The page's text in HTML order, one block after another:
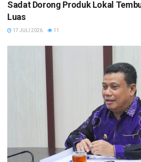
Sadat Dorong Produk Lokal
Luas
17 JULI 2026 11